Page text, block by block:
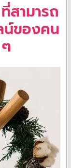
สามารถ
น์ของคน